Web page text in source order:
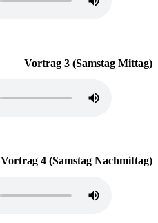
Vortrag 3 (Samstag Mittag)
Vortrag 4 (Samstag Nachmittag)